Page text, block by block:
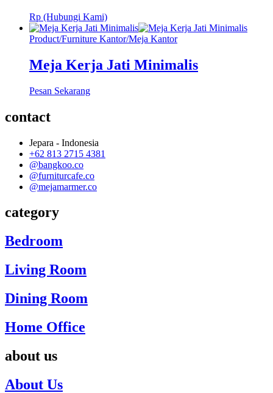
Rp (Hubungi Kami)
Product/Furniture Kantor/Meja Kantor
Meja Kerja Jati Minimalis
Pesan Sekarang
contact
Jepara - Indonesia
+62 813 2715 4381
@bangkoo.co
@furniturcafe.co
@mejamarmer.co
category
Bedroom
Living Room
Dining Room
Home Office
about us
About Us